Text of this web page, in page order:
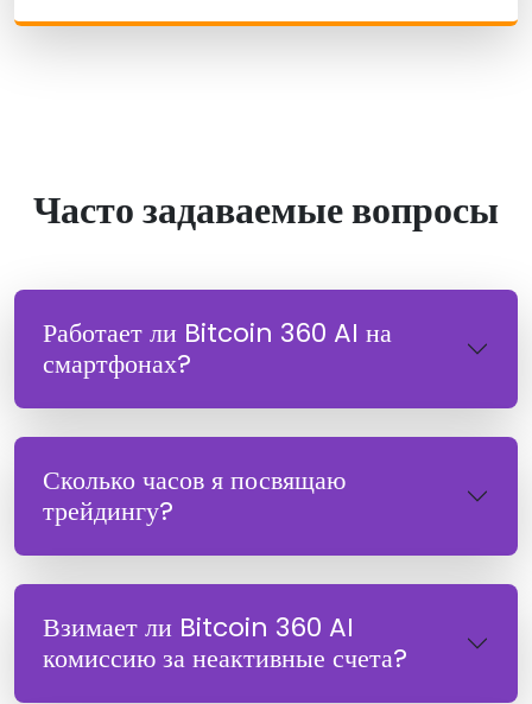
Часто задаваемые вопросы
Работает ли Bitcoin 360 AI на
смартфонах?
Сколько часов я посвящаю
трейдингу?
Взимает ли Bitcoin 360 AI
комиссию за неактивные счета?